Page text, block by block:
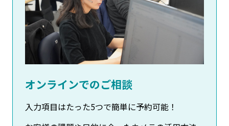
オンラインでのご相談
入力項目はたった5つで簡単に予約可能！